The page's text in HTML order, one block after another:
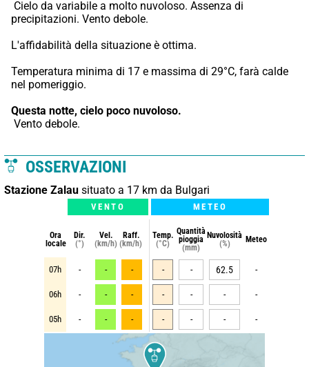
precipitazioni. Vento debole.
L'affidabilità della situazione è ottima.
Temperatura minima di 17 e massima di 29°C, farà calde
nel pomeriggio.
Questa notte, cielo poco nuvoloso.
Vento debole.
OSSERVAZIONI
Stazione Zalau situato a 17 km da Bulgari
VENTO METEO
Ora
locale
Dir.
(°)
Vel.
(km/h)
Raff.
(km/h)
Temp.
(°C)
Quantità
pioggia
(mm)
Nuvolosità
(%)
Meteo
07h - - - - - 62.5 -
06h - - - - - - -
05h - - - - - - -